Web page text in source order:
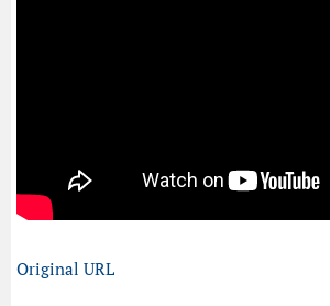
Original URL